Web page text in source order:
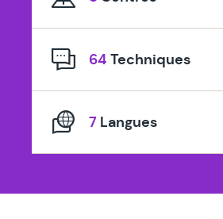
en
64 Techniques
7 Langues